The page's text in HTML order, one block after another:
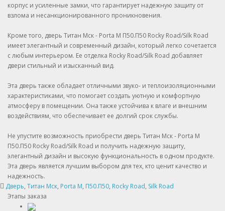
корпус и усиленные замки, что гарантирует надежную защиту от
взлома и несанкционированного проникновения.
Кроме того, дверь Титан Мск - Porta M П50.П50 Rocky Road/Silk Road
имеет элегантный и современный дизайн, который легко сочетается
с любым интерьером. Ее отделка Rocky Road/Silk Road добавляет
двери стильный и изысканный вид.
Эта дверь также обладает отличными звуко- и теплоизоляционными
характеристиками, что помогает создать уютную и комфортную
атмосферу в помещении. Она также устойчива к влаге и внешним
воздействиям, что обеспечивает ее долгий срок службы.
Не упустите возможность приобрести дверь Титан Мск - Porta M
П50.П50 Rocky Road/Silk Road и получить надежную защиту,
элегантный дизайн и высокую функциональность в одном продукте.
Эта дверь является лучшим выбором для тех, кто ценит качество и
надежность.
Дверь, Титан Мск, Porta M, П50.П50, Rocky Road, Silk Road
Этапы заказа